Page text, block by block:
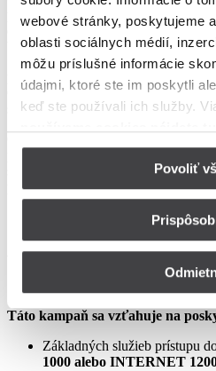
webové stránky, poskytujeme
oblasti sociálnych médií,
môžu príslušné informácie
údajmi, ktoré ste im poskytli
keď ste používali ich služby.
Povoliť
podmienkach neupravené sa riadia
dostupných služieb, vrátane
Všeobecných obchodných
podmienok na poskytovanie verejne
Osobitných podmienok, Tarify UPC
služieb a iných platieb.
sú uvedené vrátane DPH podľa
predpisov.
Aprílový Crazy Week –
Táto kampaň sa vzťahuje na
Základných služieb prístupu
1000 alebo INTERNET